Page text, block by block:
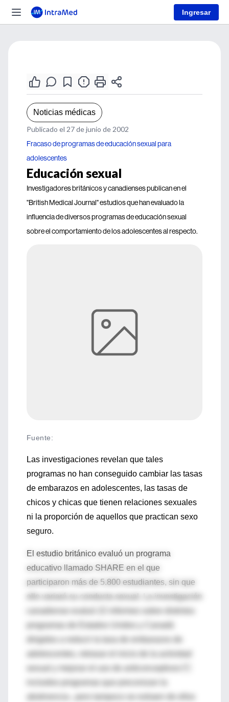
Ingresar
Noticias médicas
Publicado el 27 de junio de 2002
Fracaso de programas de educación sexual para
adolescentes
Educación sexual
Investigadores británicos y canadienses publican en el
"British Medical Journal" estudios que han evaluado la
influencia de diversos programas de educación sexual
sobre el comportamiento de los adolescentes al respecto.
Fuente:
Las investigaciones revelan que tales
programas no han conseguido cambiar las tasas
de embarazos en adolescentes, las tasas de
chicos y chicas que tienen relaciones sexuales
ni la proporción de aquellos que practican sexo
seguro.
El estudio británico evaluó un programa
educativo llamado SHARE en el que
participaron más de 5.800 estudiantes, sin que
ello variará su conducta sexual. La investigación
programas de Estados Unidos y Canadá
dirigidos a reducir la tasa de embarazos de
incluidos programas que preconizan la
abstinencia-, pero tampoco se extraen de ellos